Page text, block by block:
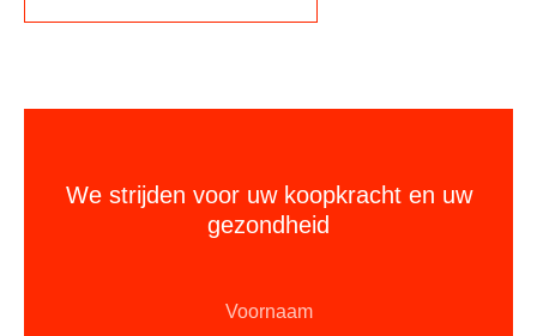
We strijden voor uw koopkracht en uw
gezondheid